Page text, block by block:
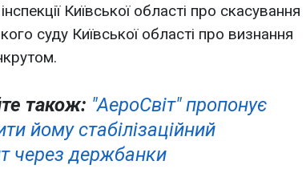
Київської області про скасування
суду Київської області про визнання
також: "АероСвіт" пропонує
йому стабілізаційний
через держбанки